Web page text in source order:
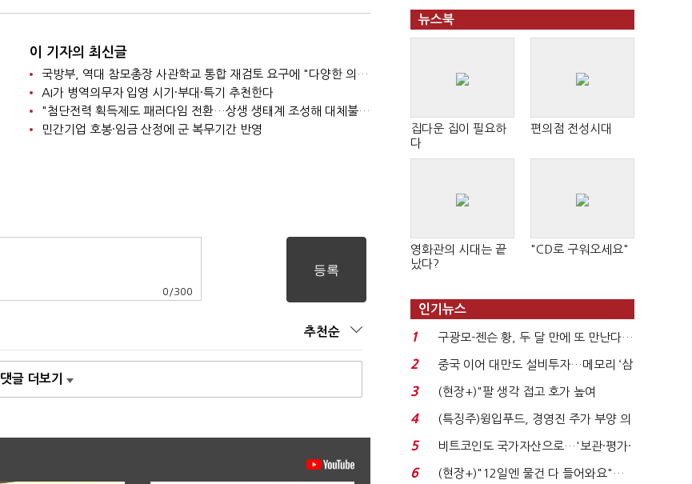
이 기자의 최신글
국방부, 역대 참모총장 사관학교 통합 재검토 요구에 "다양한 의견 수렴해 합리적 시스템 만들 것"
AI가 병역의무자 입영 시기·부대·특기 추천한다
"첨단전력 획득제도 패러다임 전환…상생 생태계 조성해 대체불가 K-방산 도약"
민간기업 호봉·임금 산정에 군 복무기간 반영
0 /300
추천순
댓글 더보기
뉴스북
집다운 집이 필요하
다
편의점 전성시대
영화관의 시대는 끝
났다?
"CD로 구워오세요"
인기뉴스
1
구광모-젠슨 황, 두 달 만에 또 만난다…
로봇·AI 등 논...
2
중국 이어 대만도 설비투자…메모리 ‘삼
국전쟁’
3
(현장+)"팔 생각 접고 호가 높여
요"…'덜 똘똘한 한 채' 20...
4
(특징주)윙입푸드, 경영진 주가 부양 의
지에 상한가...
5
비트코인도 국가자산으로…'보관·평가·
처분' 기준은 ...
6
(현장+)"12일엔 물건 다 들어와요"…